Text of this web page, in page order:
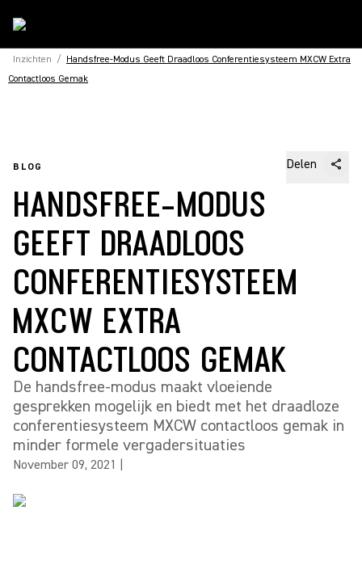
Inzichten / Handsfree-Modus Geeft Draadloos Conferentiesysteem MXCW Extra
Contactloos Gemak
BLOG Delen
HANDSFREE-MODUS
GEEFT DRAADLOOS
CONFERENTIESYSTEEM
MXCW EXTRA
CONTACTLOOS GEMAK
De handsfree-modus maakt vloeiende
gesprekken mogelijk en biedt met het draadloze
conferentiesysteem MXCW contactloos gemak in
minder formele vergadersituaties
November 09, 2021